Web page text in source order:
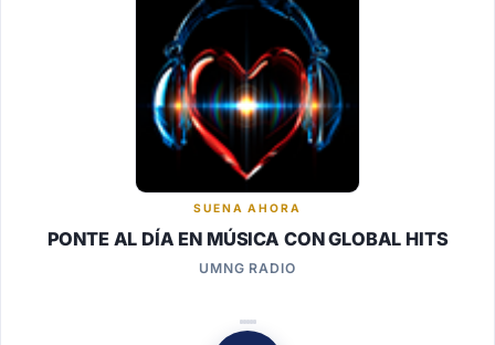
SUENA AHORA
PONTE AL DÍA EN MÚSICA CON GLOBAL HITS
UMNG RADIO